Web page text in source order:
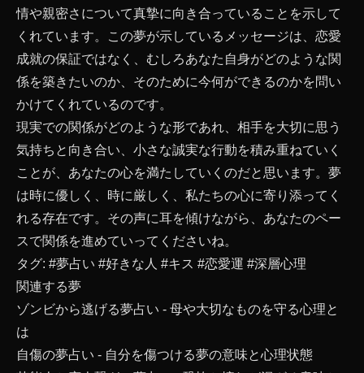
情や親密さについて真摯に向き合っていることを示して
くれています。この夢が示しているメッセージは、恋愛
成就の保証ではなく、むしろあなた自身がどのような関
係を築きたいのか、そのために今何ができるのかを問い
かけてくれているのです。
現実での関係がどのような形であれ、相手を大切に思う
気持ちと向き合い、小さな誠実な行動を積み重ねていく
ことが、あなたの心を満たしていくのだと思います。夢
は時に優しく、時に厳しく、私たちの心に寄り添ってく
れる存在です。その声に耳を傾けながら、あなたのペー
スで関係を進めていってくださいね。
タグ: #夢占い #好きな人 #キス #恋愛運 #深層心理
関連する夢
ゾンビから逃げる夢占い - 母や大切なものを守る心理と
は
自傷の夢占い - 自分を傷つける夢の意味と心理状態